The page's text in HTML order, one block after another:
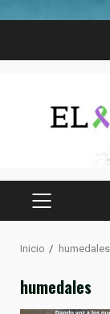
MENÚ
Inicio humedales
humedales